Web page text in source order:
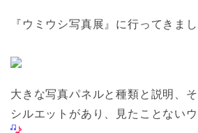
『ウミウシ写真展』に行ってきま
大きな写真パネルと種類と説明、
シルエットがあり、見たことない